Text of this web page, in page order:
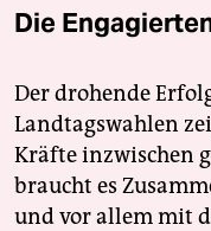
Die
Der drohende
Landtagswahlen
Kräfte inzwischen
braucht es
und vor allem mit